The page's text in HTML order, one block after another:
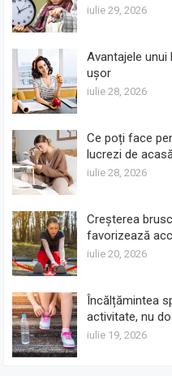
iulie 29, 2026
Avantajele
ușor
iulie 28, 2026
Ce poți face
lucrezi de acasă
iulie 28, 2026
Creșterea
favorizează
iulie 20, 2026
Încălțămintea
activitate, nu
iulie 19, 2026